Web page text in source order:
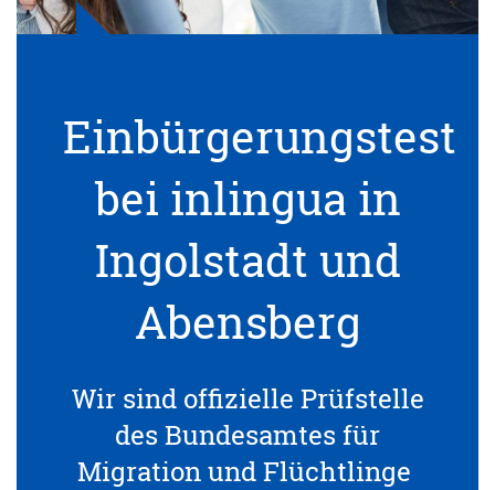
Einbürgerungstest
bei inlingua in
Ingolstadt und
Abensberg
Wir sind offizielle Prüfstelle
des Bundesamtes für
Migration und Flüchtlinge